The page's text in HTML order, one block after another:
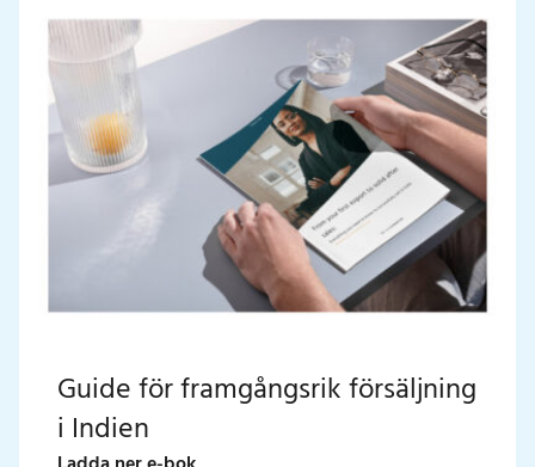
Guide för framgångsrik försäljning
i Indien